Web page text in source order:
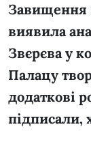
Завищення
виявила
Звєрєва у
Палацу
додаткові
підписали,